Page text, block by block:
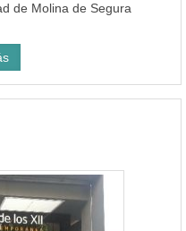
de Molina de Segura